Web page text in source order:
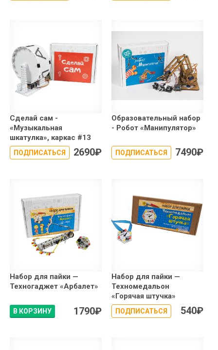
Сделай сам -
«Музыкальная
шкатулка», каркас #13
ПОДПИСАТЬСЯ 2690₽
Образовательный набор
- Робот «Манипулятор»
ПОДПИСАТЬСЯ 7490₽
Набор для пайки —
Техногаджет «Арбалет»
В КОРЗИНУ 1790₽
Набор для пайки —
Техномедальон
«Горячая штучка»
ПОДПИСАТЬСЯ 540₽